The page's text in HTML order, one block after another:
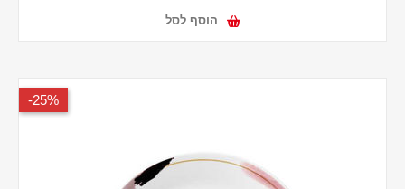
הוסף לסל
25%-